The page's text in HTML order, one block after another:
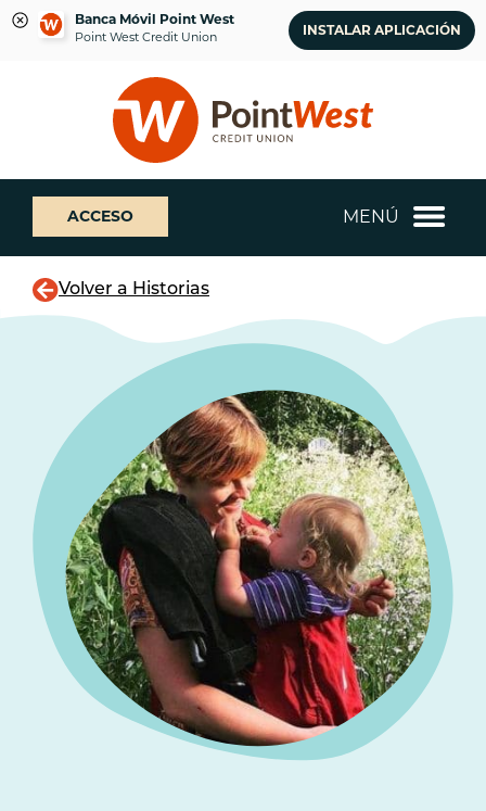
Banca Móvil Point West
Point West Credit Union INSTALAR APLICACIÓN
sesión
banca
web
¿Qué
podemos
ayudarte
a
ACCESO MENÚ
Volver a Historias